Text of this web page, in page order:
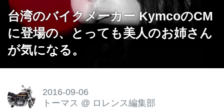
台湾のバイクメーカー KymcoのCM
に登場の、とっても美人のお姉さん
が気になる。
2016-09-06
トーマス @ ロレンス編集部